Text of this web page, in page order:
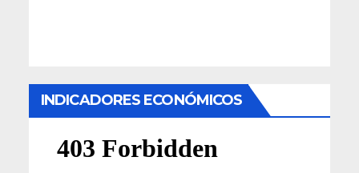
INDICADORES ECONÓMICOS